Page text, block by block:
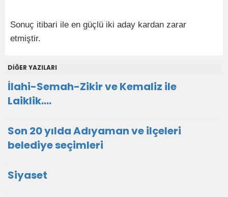
Sonuç itibari ile en güçlü iki aday kardan zarar
etmiştir.
DİĞER YAZILARI
İlahi-Semah-Zikir ve Kemaliz ile
Laiklik….
Son 20 yılda Adıyaman ve ilçeleri
belediye seçimleri
Siyaset